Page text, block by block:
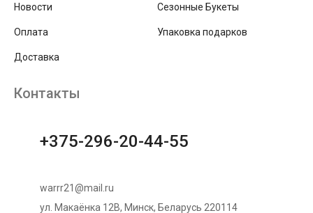
Новости
Оплата
Доставка
Сезонные Букеты
Упаковка подарков
Контакты
+375-296-20-44-55
warrr21@mail.ru
ул. Макаёнка 12В, Минск, Беларусь 220114